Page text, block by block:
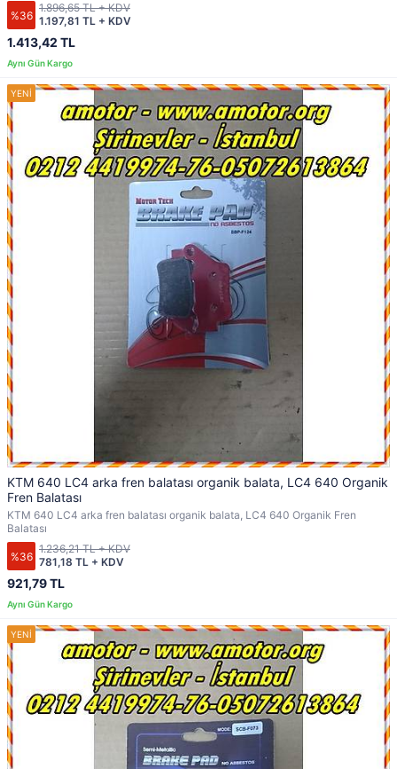
%36
1.413,42 TL
1.197,81 TL + KDV
1.896,65 TL + KDV
KTM 640 LC4 arka fren balatası organik balata, LC4 640 Organik
Fren Balatası
KTM 640 LC4 arka fren balatası organik balata, LC4 640 Organik Fren
Balatası
%36
921,79 TL
781,18 TL + KDV
1.236,21 TL + KDV